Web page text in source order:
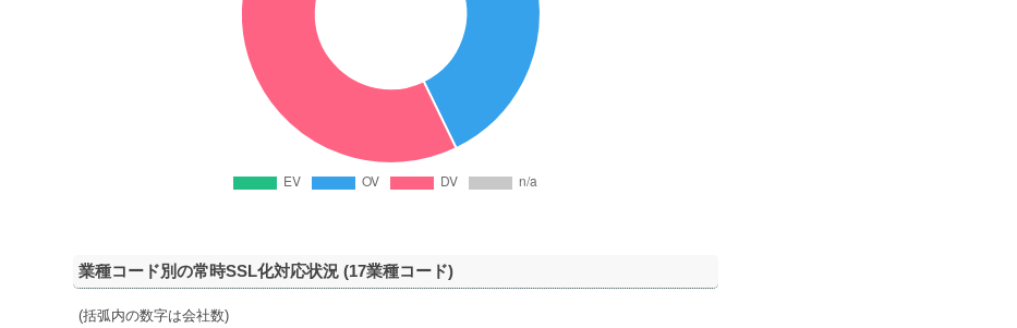
業種コード別の常時SSL化対応状況 (17業種コード)
(括弧内の数字は会社数)